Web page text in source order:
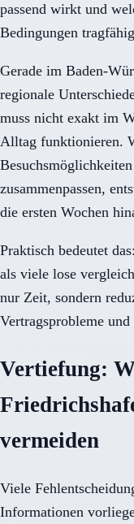
passend wirkt und
Bedingungen
Gerade im Baden-
regionale
muss nicht exakt im
Alltag funktionieren.
zusammenpassen,
die ersten Wochen
Praktisch bedeutet
als viele lose
nur Zeit, sondern
Vertragsprobleme
Vertiefung:
vermeiden
Viele
Informationen